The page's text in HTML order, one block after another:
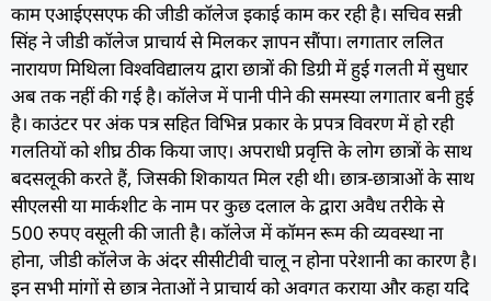
काम एआईएसएफ की जीडी कॉलेज इकाई काम कर रही है। सचिव सन्नी
सिंह ने जीडी कॉलेज प्राचार्य से मिलकर ज्ञापन सौंपा। लगातार ललित
नारायण मिथिला विश्वविद्यालय द्वारा छात्रों की डिग्री में हुई गलती में सुधार
अब तक नहीं की गई है। कॉलेज में पानी पीने की समस्या लगातार बनी हुई
है। काउंटर पर अंक पत्र सहित विभिन्न प्रकार के प्रपत्र विवरण में हो रही
गलतियों को शीघ्र ठीक किया जाए। अपराधी प्रवृत्ति के लोग छात्रों के साथ
बदसलूकी करते हैं, जिसकी शिकायत मिल रही थी। छात्र-छात्राओं के साथ
सीएलसी या मार्कशीट के नाम पर कुछ दलाल के द्वारा अवैध तरीके से
500 रुपए वसूली की जाती है। कॉलेज में कॉमन रूम की व्यवस्था ना
होना, जीडी कॉलेज के अंदर सीसीटीवी चालू न होना परेशानी का कारण है।
इनसभी मांगों से छात्र नेताओं ने प्राचार्य को अवगत कराया और कहा यदि